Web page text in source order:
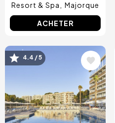
Resort & Spa
Majorque
ACHETER
Image
4.4 / 5